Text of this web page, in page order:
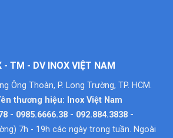
- TM - DV INOX VIỆT NAM
Ông Thoàn, P. Long Trường, TP. HCM.
thương hiệu: Inox Việt Nam
- 0985.6666.38 - 092.884.3838 -
7h - 19h các ngày trong tuần. Ngoài